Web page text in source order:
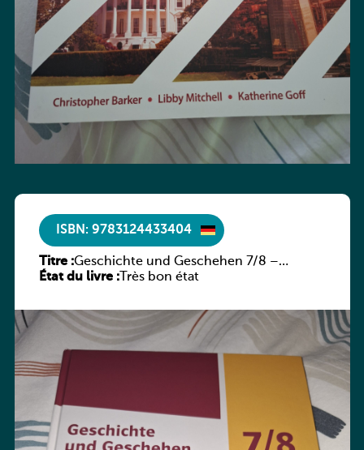
ISBN: 9783124433404
Titre :Geschichte und Geschehen 7/8 –
Rheinland-Pfalz
État du livre :Très bon état